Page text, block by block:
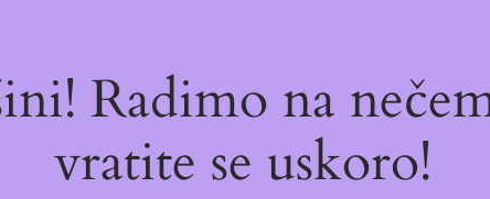
Radimo na
vratite se uskoro!